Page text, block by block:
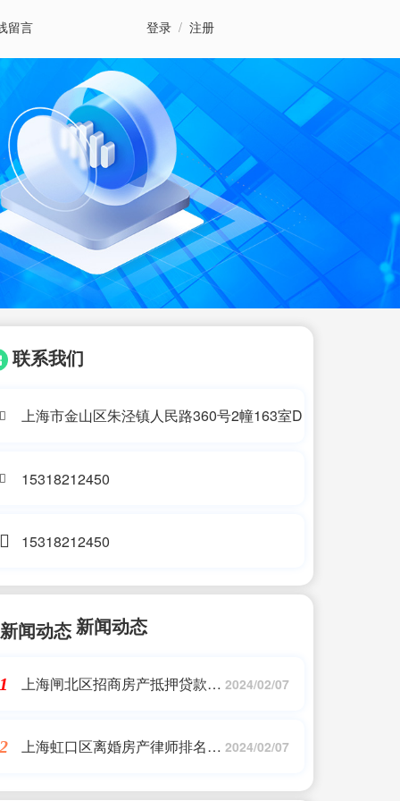
留言 登录 / 注册
联系我们
上海市金山区朱泾镇人民路360号2幢163室D
15318212450
15318212450
新闻动态
上海闸北区招商房产抵押贷款排
212亿
2024/02/07
上海虹口区离婚房产律师排名,
么分?
2024/02/07